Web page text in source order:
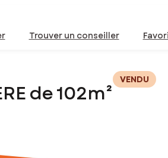
Trouver un conseiller
de 102m²
VENDU